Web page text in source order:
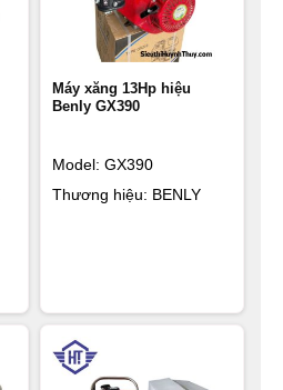
Máy xăng 13Hp hiệu
Benly GX390
Model: GX390
Thương hiệu: BENLY